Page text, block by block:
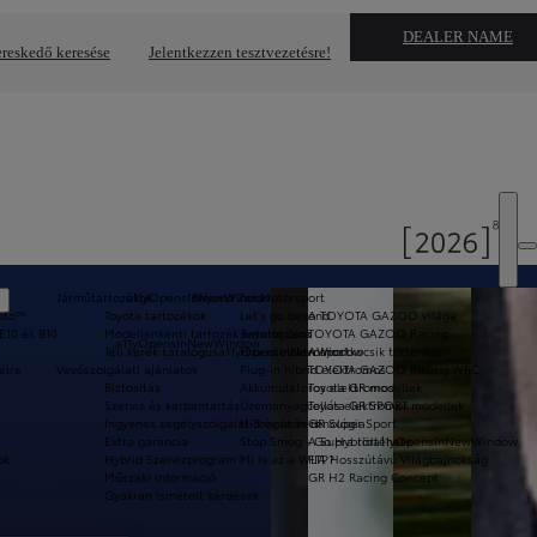
keresése Jelentkezzen tesztvezetésre!
DEALER NAME
a11yOpensInNewWindow
Járműtartozékok
Toyota tartozékok
Modellenkénti tartozék katalógusok
Téli kerék katalógusa11yOpensInNewWindow
Vevőszolgálati ajánlatok
Biztosítás
Szerviz és karbantartás
Ingyenes segélyszolgálat 3 év után is
Extra garancia
Hybrid Szervizprogram
Műszaki információ
Gyakran ismételt kérdések
Beyond Zero
Let's go beyond
Beyond Zero
Hibrid elektromos
Plug-in hibrid elektromos
Akkumulátoros elektromos
Üzemanyagcellás elektromos
Hidrogén technológia
Stop Smog - Go Hybrida11yOpensInNewWindow
Mi is az a WLTP?
és B10
a11yOpensInNewWindow
Motorsport
A TOYOTA GAZOO világa
TOYOTA GAZOO Racing
A sportkocsik története
TOYOTA GAZOO Racing WRC
Toyota GR modellek
Toyota GR SPORT modellek
GR Super Sport
A Supra története
FIA Hosszútávú Világbajnokság
GR H2 Racing Concept